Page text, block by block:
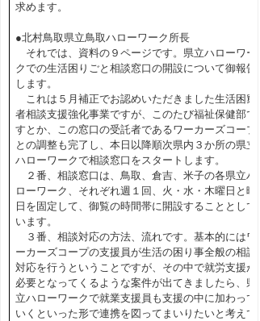
求めます。
●北村鳥取県立鳥取ハローワーク所長
それでは、資料の９ページです。県立ハローワー
クでの生活困りごと相談窓口の開設について御報告
します。
これは５月補正でお認めいただきました生活困窮
者相談支援強化事業ですが、このたび福祉保健部で
すとか、この窓口の受託者であるワーカーズコープ
との調整も完了し、本日以降順次県内３か所の県立
ハローワークで相談窓口をスタートします。
２番、相談窓口は、鳥取、倉吉、米子の各県立ハ
ローワーク、それぞれ週１回、火・水・木曜日と曜
日を固定して、御覧の時間帯に開設することとして
います。
３番、相談対応の方法、流れです。基本的にはワ
ーカーズコープの支援員が生活の困り事全般の相談
対応を行うということですが、その中で就労支援が
必要となってくるような案件が出てきましたら、県
立ハローワークで就業支援員も支援の中に加わって
いくといった形で連携を図ってまいりたいと考えて